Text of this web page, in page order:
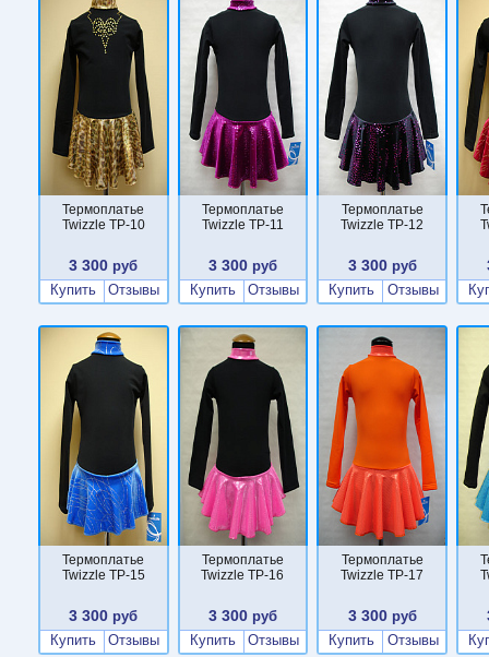
Термоплатье
Twizzle TP-10
3 300 руб
Купить
Отзывы
Термоплатье
Twizzle TP-11
3 300 руб
Купить
Отзывы
Термоплатье
Twizzle TP-12
3 300руб
Купить
Отзывы
Термоплатье
Twizzle TP-15
3 300 руб
Купить
Отзывы
Термоплатье
Twizzle TP-16
3 300 руб
Купить
Отзывы
Термоплатье
Twizzle TP-17
3 300руб
Купить
Отзывы